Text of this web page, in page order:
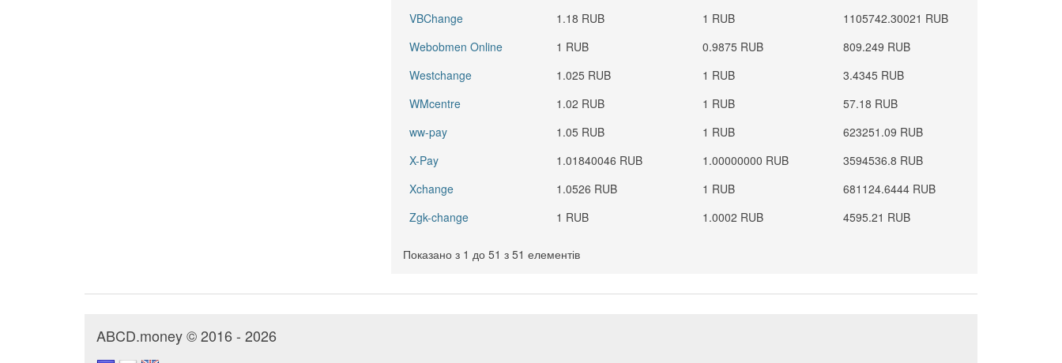
VBChange
1.18 RUB 1 RUB
1105742.30021 RUB
Webobmen Online
1 RUB 0.9875 RUB
809.249 RUB
Westchange
1.025 RUB 1 RUB
3.4345 RUB
WMcentre
1.02 RUB 1 RUB
57.18 RUB
ww-pay
1.05 RUB 1 RUB
623251.09 RUB
X-Pay
1.01840046 RUB 1.00000000 RUB
3594536.8 RUB
Xchange
1.0526 RUB 1 RUB
681124.6444 RUB
Zgk-change
1 RUB 1.0002 RUB 4595.21 RUB
Показано з 1 до 51 з 51 елементів
ABCD.money © 2016 - 2026